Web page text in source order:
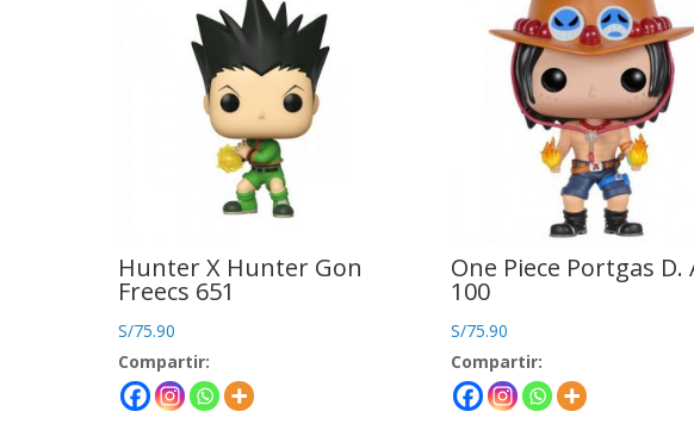
Hunter X Hunter Gon
Freecs 651
S/75.90
Compartir:
One Piece Portgas D.
100
S/75.90
Compartir: